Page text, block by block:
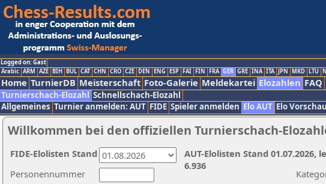
Logged on: Gast
Arabic ARM AZE BIH BUL CAT CHN CRO CZE DEN ENG ESP FAI FIN FRA GER GRE INA ITA JPN MKD LTU
Home TurnierDB Meisterschaft Foto-Galerie Meldekartei Elozahlen FAQ
Turnierschach-Elozahl Schnellschach-Elozahl
Allgemeines Turnier anmelden: AUT FIDE Spieler anmelden Elo AUT Elo Vorschau
Willkommen bei den offiziellen Turnierschach-
Personennummer
AUT-Elolisten Stand
6.936
FIDE-Elolisten Stand